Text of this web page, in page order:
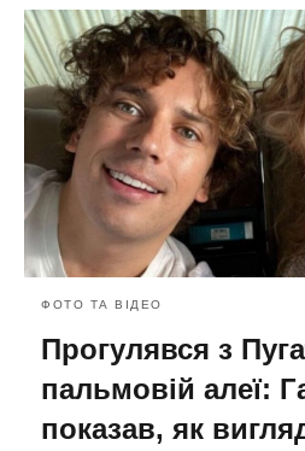
ФОТО ТА ВІДЕО
Прогулявся з
пальмовій алеї:
показав, як